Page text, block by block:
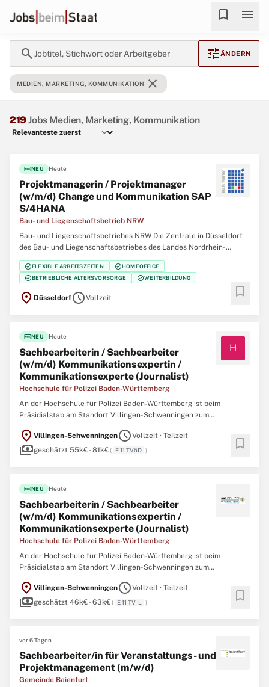
bookmark menu
search Jobtitel, Stichwort oder Arbeitgeber tune ÄNDERN
MEDIEN, MARKETING, KOMMUNIKATION close
219Jobs Medien, Marketing, Kommunikation
fiber_newNEU Heute
Projektmanagerin / Projektmanager
(w/m/d) Change und Kommunikation SAP
S/4HANA
Bau- und Liegenschaftsbetrieb NRW
Bau- und Liegenschaftsbetriebes NRW Die Zentrale in Düsseldorf
des Bau- und Liegenschaftsbetriebes des Landes Nordrhein-
Westfalen (BLB NRW) sucht zum nächstmöglichen Zeitpunkt
eine/einen Projektmanagerin / Projektmanager (w/m/d) Change und
Kommunikation SAP S/4HANA Der Bau- und Liegenschaftsbetrieb
check_circleFLEXIBLE ARBEITSZEITEN check_circleHOMEOFFICE
check_circleBETRIEBLICHE ALTERSVORSORGE check_circleWEITERBILDUNG
location_on DüsseldorfscheduleVollzeit bookmark
fiber_newNEU Heute
Sachbearbeiterin / Sachbearbeiter
(w/m/d) Kommunikationsexpertin /
Kommunikationsexperte (Journalist)
Hochschule für Polizei Baden-Württemberg
H
An der Hochschule für Polizei Baden-Württemberg ist beim
Präsidialstab am Standort Villingen-Schwenningen zum
Sachbearbeiterin / Sachbearbeiter (w/m/d)
Kommunikationsexpertin / Kommunikationsexperte (Journalist)
location_on Villingen-SchwenningenscheduleVollzeit · Teilzeit
paymentsgeschätzt 55k€ - 81k€( E 11 TVöD ) bookmark
fiber_newNEU Heute
Sachbearbeiterin / Sachbearbeiter
(w/m/d) Kommunikationsexpertin /
Kommunikationsexperte (Journalist)
Hochschule für Polizei Baden-Württemberg
An der Hochschule für Polizei Baden-Württemberg ist beim
Präsidialstab am Standort Villingen-Schwenningen zum
Sachbearbeiterin / Sachbearbeiter (w/m/d)
Kommunikationsexpertin / Kommunikationsexperte (Journalist)
location_on Villingen-SchwenningenscheduleVollzeit · Teilzeit
paymentsgeschätzt 46k€ - 63k€( E 11 TV-L ) bookmark
vor 6 Tagen
Sachbearbeiter/in für Veranstaltungs- und
Projektmanagement (m/w/d)
Gemeinde Baienfurt